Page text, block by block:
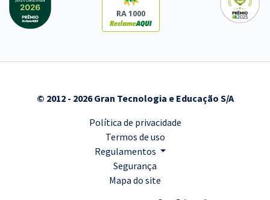
RA 1000
© 2012 - 2026 Gran Tecnologia e Educação S/A
Política de privacidade
Termos de uso
Regulamentos
Segurança
Mapa do site